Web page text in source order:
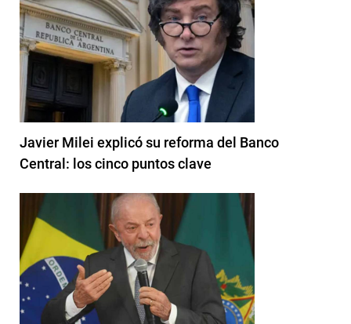
Javier Milei explicó su reforma del Banco
Central: los cinco puntos clave